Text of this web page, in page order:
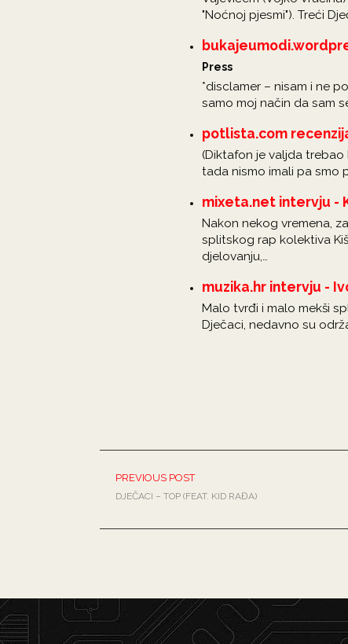
"Noćnoj pjesmi"). Treći
Press
*disclamer – nisam i ne
samo moj način da sam
potlista.com
(Diktafon je valjda
tada nismo imali pa smo
mixeta.net intervju -
Nakon nekog vremena,
splitskog rap kolektiva
djelovanju,…
muzika.hr intervju -
Malo tvrđi i malo mekši
Dječaci, nedavno su
PREVIOUS POST
DJEČACI – TOP (FEAT. KID RAĐA)